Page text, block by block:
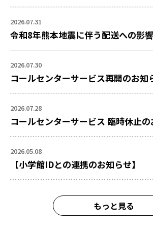
2026.07.31
令和8年熊本地震に伴う配送への影
2026.07.30
コールセンターサービス再開のお知
2026.07.28
コールセンターサービス 臨時休止
2026.05.08
【小学館IDとの連携のお知らせ】
もっと見る